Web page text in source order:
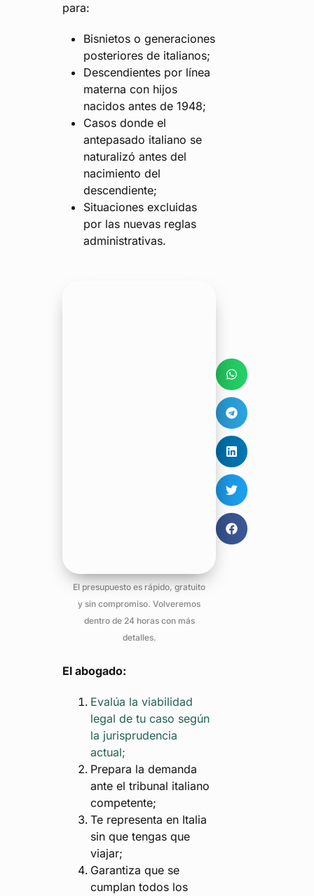
para:
Bisnietos o generaciones
posteriores de italianos;
Descendientes por línea
materna con hijos
nacidos antes de 1948;
Casos donde el
antepasado italiano se
naturalizó antes del
nacimiento del
descendiente;
Situaciones excluidas
por las nuevas reglas
administrativas.
El presupuesto es rápido, gratuito
y sin compromiso. Volveremos
dentro de 24 horas con más
detalles.
El abogado:
Evalúa la viabilidad
legal de tu caso según
la jurisprudencia
actual;
Prepara la demanda
ante el tribunal italiano
competente;
Te representa en Italia
sin que tengas que
viajar;
Garantiza que se
cumplan todos los